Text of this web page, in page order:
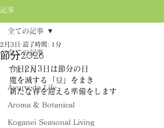
記事
全ての記事
ＴＲＩＡ
Ayurveda Life
Aroma & Botanical
Koganei Seasonal Living
全ての記事
節分2026
2月3日 読了時間: 1分
今日2月3日は節分の日
魔を滅する「豆」をまき
新たな春を迎える準備をします